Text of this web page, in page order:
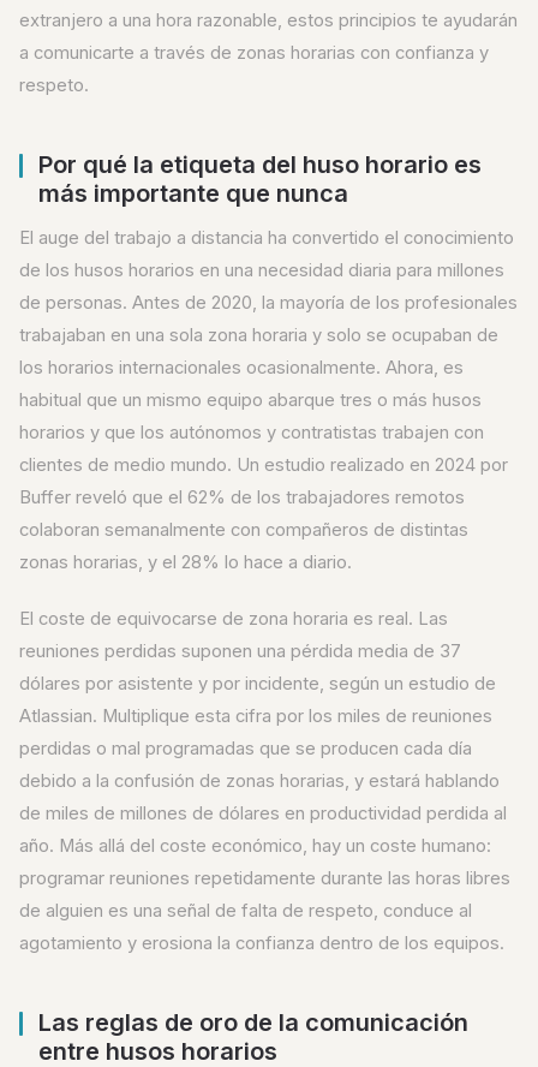
extranjero a una hora razonable, estos principios te ayudarán
a comunicarte a través de zonas horarias con confianza y
respeto.
Por qué la etiqueta del huso horario es
más importante que nunca
El auge del trabajo a distancia ha convertido el conocimiento
de los husos horarios en una necesidad diaria para millones
de personas. Antes de 2020, la mayoría de los profesionales
trabajaban en una sola zona horaria y solo se ocupaban de
los horarios internacionales ocasionalmente. Ahora, es
habitual que un mismo equipo abarque tres o más husos
horarios y que los autónomos y contratistas trabajen con
clientes de medio mundo. Un estudio realizado en 2024 por
Buffer reveló que el 62% de los trabajadores remotos
colaboran semanalmente con compañeros de distintas
zonas horarias, y el 28% lo hace a diario.
El coste de equivocarse de zona horaria es real. Las
reuniones perdidas suponen una pérdida media de 37
dólares por asistente y por incidente, según un estudio de
Atlassian. Multiplique esta cifra por los miles de reuniones
perdidas o mal programadas que se producen cada día
debido a la confusión de zonas horarias, y estará hablando
de miles de millones de dólares en productividad perdida al
año. Más allá del coste económico, hay un coste humano:
programar reuniones repetidamente durante las horas libres
de alguien es una señal de falta de respeto, conduce al
agotamiento y erosiona la confianza dentro de los equipos.
Las reglas de oro de la comunicación
entre husos horarios